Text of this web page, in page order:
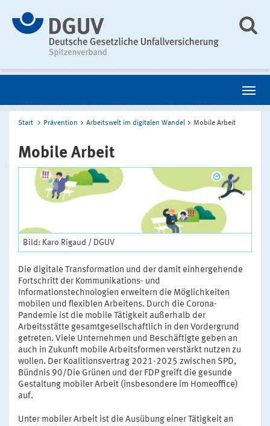
Start Prävention Arbeitswelt im digitalen Wandel Mobile Arbeit
Mobile Arbeit
Bild: Karo Rigaud / DGUV
Die digitale Transformation und der damit einhergehende
Fortschritt der Kommunikations- und
Informationstechnologien erweitern die Möglichkeiten
mobilen und flexiblen Arbeitens. Durch die Corona-
Pandemie ist die mobile Tätigkeit außerhalb der
Arbeitsstätte gesamtgesellschaftlich in den Vordergrund
getreten. Viele Unternehmen und Beschäftigte geben an
auch in Zukunft mobile Arbeitsformen verstärkt nutzen zu
wollen. Der Koalitionsvertrag 2021-2025 zwischen SPD,
Bündnis 90/Die Grünen und der FDP greift die gesunde
Gestaltung mobiler Arbeit (insbesondere im Homeoffice)
auf.
Unter mobiler Arbeit ist die Ausübung einer Tätigkeit an